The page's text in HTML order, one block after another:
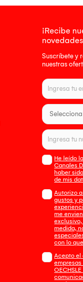
¡Recibe
Suscríbete y
nuestras
He leído
Canales
haber
de mis
Autorizo
gustos y
me
medida,
con lo
Acepto el